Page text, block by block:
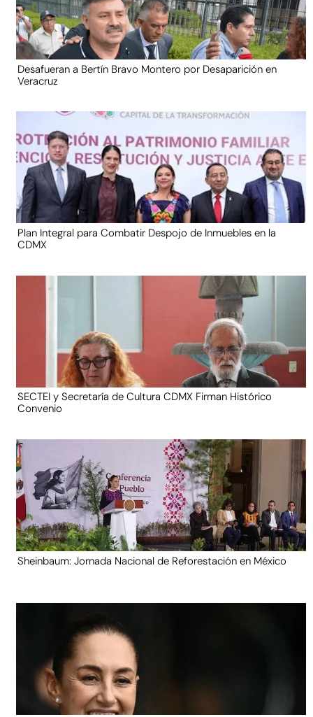
Desafueran a Bertín Bravo Montero por Desaparición en
Veracruz
Plan Integral para Combatir Despojo de Inmuebles en la
CDMX
SECTEI y Secretaría de Cultura CDMX Firman Histórico
Convenio
Sheinbaum: Jornada Nacional de Reforestación en México